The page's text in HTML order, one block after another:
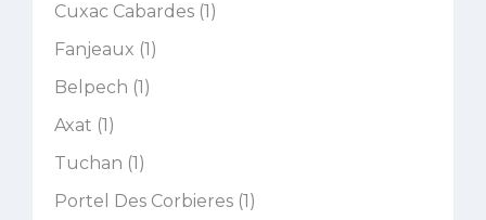
Cuxac Cabardes (1)
Fanjeaux (1)
Belpech (1)
Axat (1)
Tuchan (1)
Portel Des Corbieres (1)